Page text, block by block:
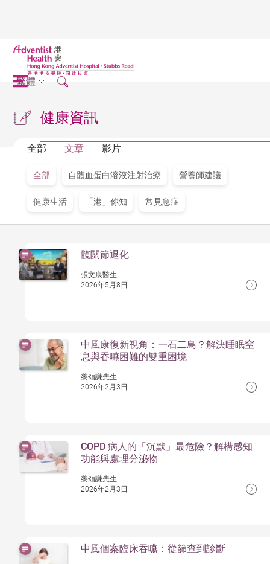
繁體
健康資訊
全部 文章 影片
全部 自體血蛋白溶液注射治療 營養師建議
健康生活 「港」你知 常見急症
髖關節退化
張文康醫生
2026年5月8日
中風康復新視角：一石二鳥？解決睡眠窒
息與吞嚥困難的雙重困境
黎頌謙先生
2026年2月3日
COPD 病人的「沉默」最危險？解構感知
功能與處理分泌物
黎頌謙先生
2026年2月3日
中風個案臨床吞嚥：從篩查到診斷